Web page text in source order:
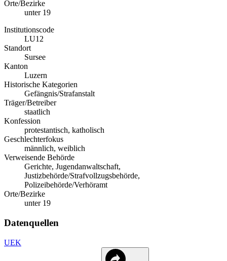
Orte/Bezirke
unter 19
Institutionscode
LU12
Standort
Sursee
Kanton
Luzern
Historische Kategorien
Gefängnis/Strafanstalt
Träger/Betreiber
staatlich
Konfession
protestantisch, katholisch
Geschlechterfokus
männlich, weiblich
Verweisende Behörde
Gerichte, Jugendanwaltschaft,
Justizbehörde/Strafvollzugsbehörde,
Polizeibehörde/Verhöramt
Orte/Bezirke
unter 19
Datenquellen
UEK